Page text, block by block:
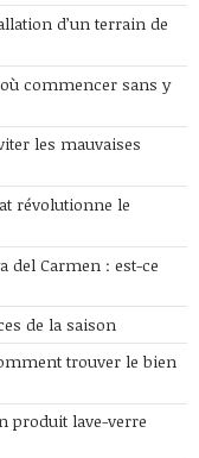
d’un terrain de
commencer sans y
les mauvaises
révolutionne le
del Carmen : est-ce
de la saison
trouver le bien
produit lave-verre